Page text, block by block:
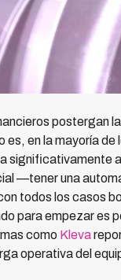
postergan
es, en la mayoría
significativamente
—tener una
todos los casos
para empezar es
como Kleva
operativa del